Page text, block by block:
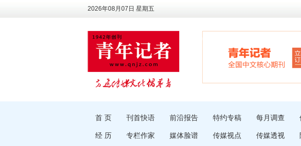
2026年08月07日 星期五
首 页 刊首快语 前沿报告 特约专稿 每月调查
经 历 专栏作家 媒体脸谱 传媒视点 传媒透视